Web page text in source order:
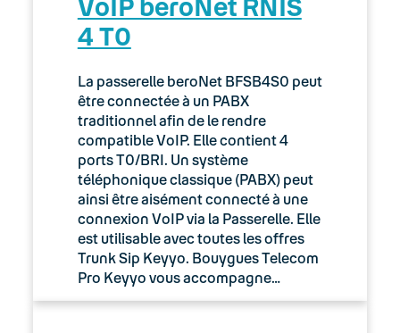
4 T0
La passerelle beroNet BFSB4S0 peut
être connectée à un PABX
traditionnel afin de le rendre
compatible VoIP. Elle contient 4
ports T0/BRI. Un système
téléphonique classique (PABX) peut
ainsi être aisément connecté à une
connexion VoIP via la Passerelle. Elle
est utilisable avec toutes les offres
Trunk Sip Keyyo. Bouygues Telecom
Pro Keyyo vous accompagne…